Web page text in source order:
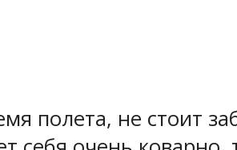
полета, не стоит